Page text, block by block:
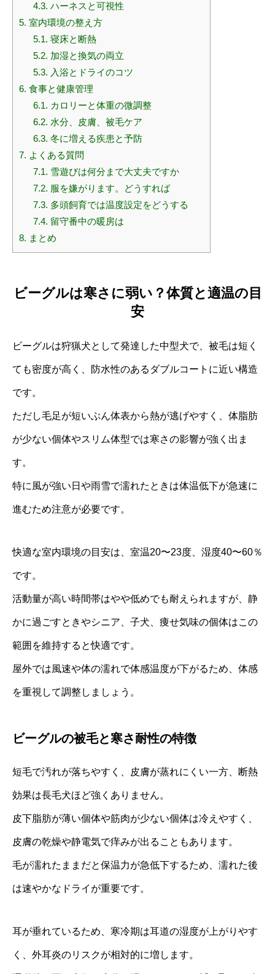
4.3. ハーネスと可視性
5. 室内環境の整え方
5.1. 寝床と断熱
5.2. 加湿と換気の両立
5.3. 入浴とドライのコツ
6. 食事と健康管理
6.1. カロリーと体重の微調整
6.2. 水分、皮膚、被毛ケア
6.3. 冬に増える疾患と予防
7. よくある質問
7.1. 雪遊びは何分まで大丈夫ですか
7.2. 服を嫌がります。どうすれば
7.3. 多頭飼育では温度設定をどうする
7.4. 留守番中の暖房は
8. まとめ
ビーグルは寒さに弱い？体質と適温の目
安
ビーグルは狩猟犬として発達した中型犬で、被毛は短く
ても密度が高く、防水性のあるダブルコートに近い構造
です。
ただし毛足が短いぶん体表から熱が逃げやすく、体脂肪
が少ない個体やスリム体型では寒さの影響が強く出ま
す。
特に風が強い日や雨雪で濡れたときは体温低下が急速に
進むため注意が必要です。
快適な室内環境の目安は、室温20〜23度、湿度40〜60％
です。
活動量が高い時間帯はやや低めでも耐えられますが、静
かに過ごすときやシニア、子犬、痩せ気味の個体はこの
範囲を維持すると快適です。
屋外では風速や体の濡れで体感温度が下がるため、体感
を重視して調整しましょう。
ビーグルの被毛と寒さ耐性の特徴
短毛で汚れが落ちやすく、皮膚が蒸れにくい一方、断熱
効果は長毛犬ほど強くありません。
皮下脂肪が薄い個体や筋肉が少ない個体は冷えやすく、
皮膚の乾燥や静電気で痒みが出ることもあります。
毛が濡れたままだと保温力が急低下するため、濡れた後
は速やかなドライが重要です。
耳が垂れているため、寒冷期は耳道の湿度が上がりやす
く、外耳炎のリスクが相対的に増します。